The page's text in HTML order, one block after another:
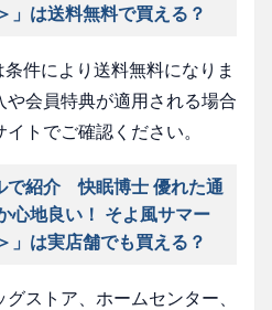
」は送料無料で買える？
件により送料無料になりま
会員特典が適用される場合
トでご確認ください。
で紹介 快眠博士 優れた通
心地良い！ そよ風サマー
」は実店舗でも買える？
ストア、ホームセンター、